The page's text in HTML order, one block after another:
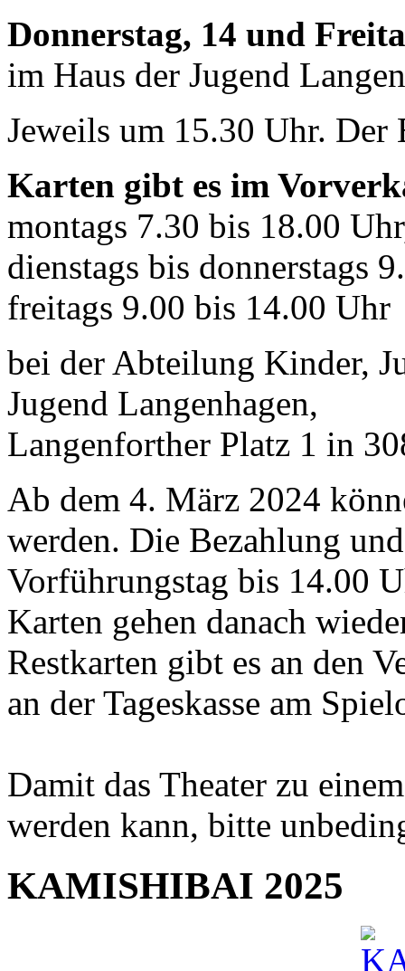
Donnerstag, 14 und
im Haus der Jugend
Jeweils um 15.30 Uhr.
Karten gibt es im
montags 7.30 bis 18.00
dienstags bis donnerstags
freitags 9.00 bis 14.00 Uhr
bei der Abteilung Kinder,
Jugend Langenhagen,
Langenforther Platz 1 in
Ab dem 4. März 2024
werden. Die Bezahlung
Vorführungstag bis 14.00
Karten gehen danach
Restkarten gibt es an den
an der Tageskasse am
Damit das Theater zu
werden kann, bitte
KAMISHIBAI 2025